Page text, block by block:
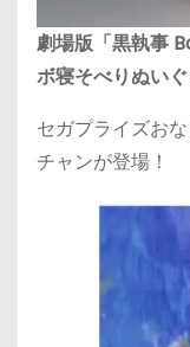
劇場版「黒執事
ボ寝そべりぬい
セガプライズお
チャンが登場！